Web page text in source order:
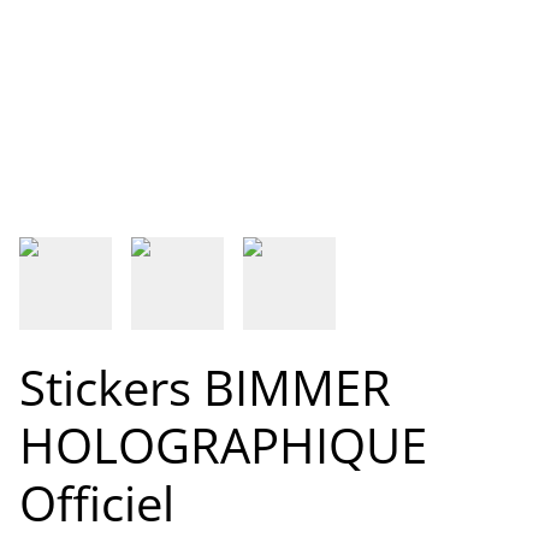
Stickers BIMMER
HOLOGRAPHIQUE
Officiel